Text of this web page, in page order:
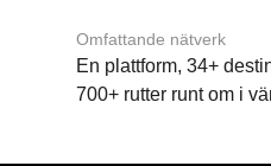
Omfattande nätverk
En plattform, 34+
700+ rutter runt om i